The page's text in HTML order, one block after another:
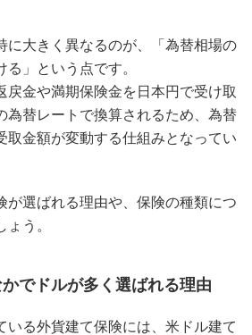
に大きく異なるのが、「為替相場の
」という点です。
戻金や満期保険金を日本円で受け取
為替レートで換算されるため、為替
取金額が変動する仕組みとなってい
が選ばれる理由や、保険の種類につ
う。
でドルが多く選ばれる理由
いる外貨建て保険には、米ドル建て